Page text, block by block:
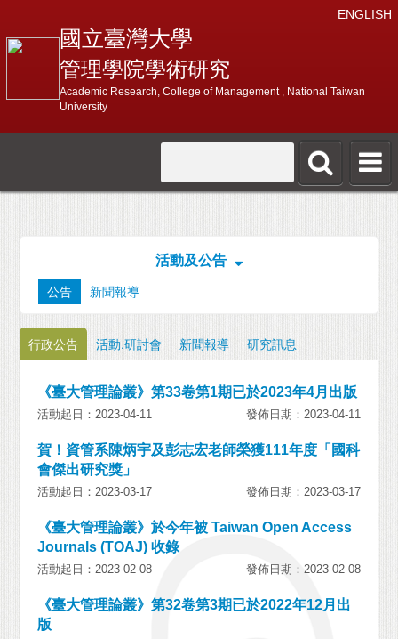
ENGLISH
國立臺灣大學
管理學院學術研究
Academic Research, College of Management , National Taiwan
University
活動及公告
公告 新聞報導
行政公告 活動.研討會 新聞報導 研究訊息
《臺大管理論叢》第33卷第1期已於2023年4月出版
活動起日：2023-04-11 發佈日期：2023-04-11
賀！資管系陳炳宇及彭志宏老師榮獲111年度「國科
會傑出研究獎」
活動起日：2023-03-17 發佈日期：2023-03-17
《臺大管理論叢》於今年被 Taiwan Open Access
Journals (TOAJ) 收錄
活動起日：2023-02-08 發佈日期：2023-02-08
《臺大管理論叢》第32卷第3期已於2022年12月出
版